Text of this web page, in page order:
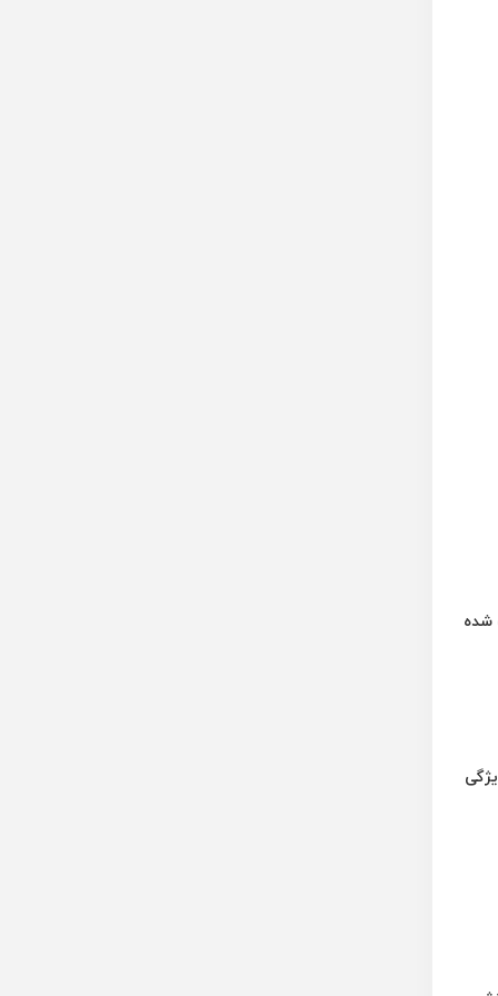
بر ساعت تعریف شده